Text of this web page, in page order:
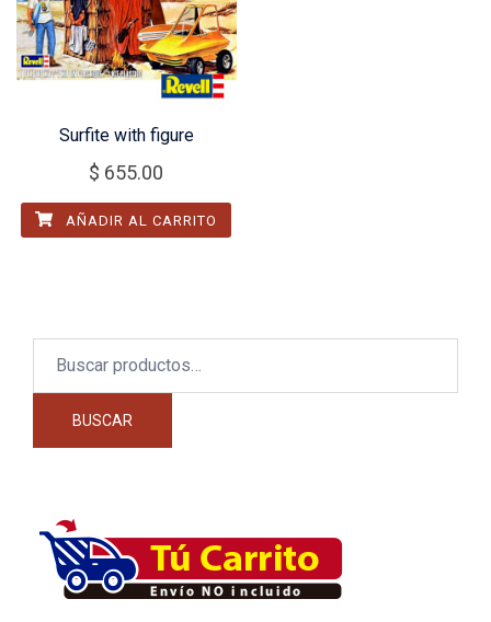
Surfite with figure
$ 655.00
AÑADIR AL CARRITO
BUSCAR